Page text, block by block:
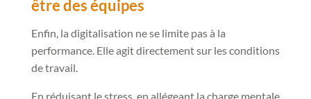
être des équipes
Enfin, la digitalisation ne se limite pas à la
performance. Elle agit directement sur les conditions
de travail.
En réduisant le stress, en allégeant la charge mentale